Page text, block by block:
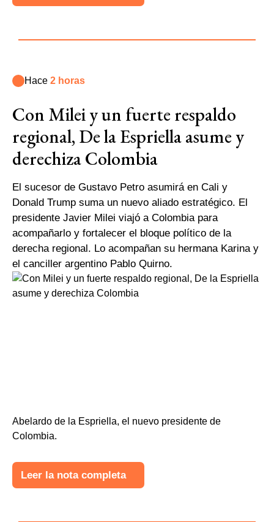
Hace 2 horas
Con Milei y un fuerte respaldo
regional, De la Espriella asume y
derechiza Colombia
El sucesor de Gustavo Petro asumirá en Cali y
Donald Trump suma un nuevo aliado estratégico. El
presidente Javier Milei viajó a Colombia para
acompañarlo y fortalecer el bloque político de la
derecha regional. Lo acompañan su hermana Karina y
el canciller argentino Pablo Quirno.
Abelardo de la Espriella, el nuevo presidente de
Colombia.
Leer la nota completa